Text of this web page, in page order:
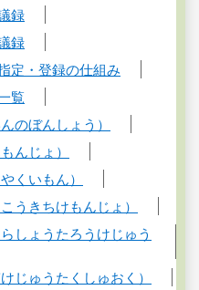
録
録
定・登録の仕組み
覧
のぼんしょう）
んじょ）
くいもん）
うきちけもんじょ）
しょうたろうけじゅう
じゅうたくしゅおく）